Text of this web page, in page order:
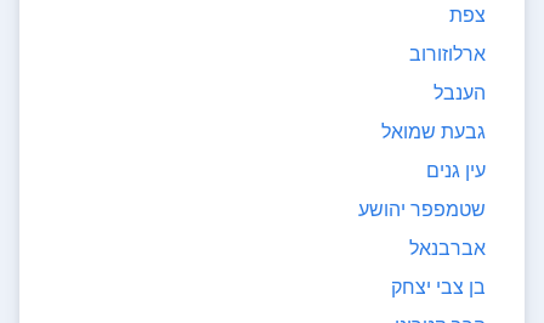
צפת
ארלוזורוב
הענבל
גבעת שמואל
עין גנים
שטמפפר יהושע
אברבנאל
בן צבי יצחק